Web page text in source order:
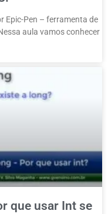
Epic-Pen – ferramenta de
aula vamos conhecer
que usar Int se